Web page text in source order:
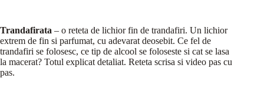
Trandafirata – o reteta de lichior fin de trandafiri. Un lichior
extrem de fin si parfumat, cu adevarat deosebit. Ce fel de
trandafiri se folosesc, ce tip de alcool se foloseste si cat se lasa
la macerat? Totul explicat detaliat. Reteta scrisa si video pas cu
pas.